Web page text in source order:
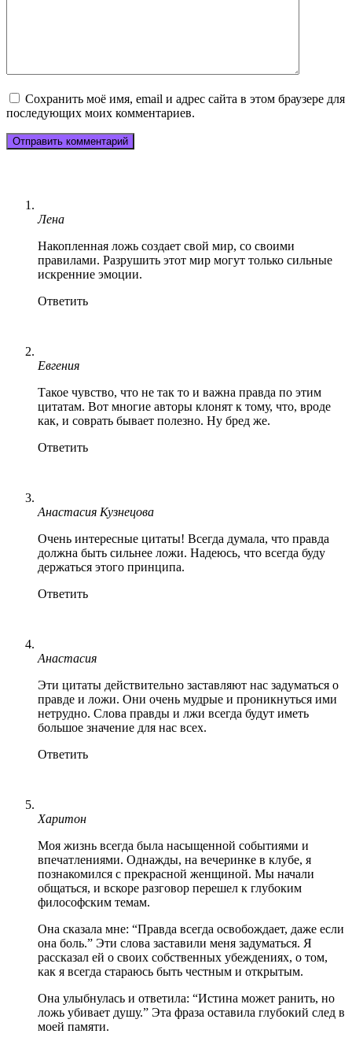
Сохранить моё имя, email и адрес сайта в этом браузере для
последующих моих комментариев.
Лена
Накопленная ложь создает свой мир, со своими
правилами. Разрушить этот мир могут только сильные
искренние эмоции.
Ответить
Евгения
Такое чувство, что не так то и важна правда по этим
цитатам. Вот многие авторы клонят к тому, что, вроде
как, и соврать бывает полезно. Ну бред же.
Ответить
Анастасия Кузнецова
Очень интересные цитаты! Всегда думала, что правда
должна быть сильнее ложи. Надеюсь, что всегда буду
держаться этого принципа.
Ответить
Анастасия
Эти цитаты действительно заставляют нас задуматься о
правде и ложи. Они очень мудрые и проникнуться ими
нетрудно. Слова правды и лжи всегда будут иметь
большое значение для нас всех.
Ответить
Харитон
Моя жизнь всегда была насыщенной событиями и
впечатлениями. Однажды, на вечеринке в клубе, я
познакомился с прекрасной женщиной. Мы начали
общаться, и вскоре разговор перешел к глубоким
философским темам.
Она сказала мне: “Правда всегда освобождает, даже если
она боль.” Эти слова заставили меня задуматься. Я
рассказал ей о своих собственных убеждениях, о том,
как я всегда стараюсь быть честным и открытым.
Она улыбнулась и ответила: “Истина может ранить, но
ложь убивает душу.” Эта фраза оставила глубокий след в
моей памяти.